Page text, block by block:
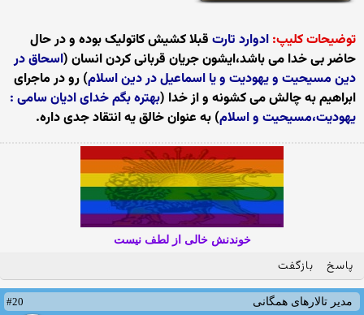
توضیحات کلیپ: ادوارد تارت قبلا کشیش کاتولیک بوده و در حال
حاضر بی خدا می باشد،ایشون جریان قربانی کردن انسان (اسحاق در
دین مسیحیت و یهودیت و یا اسماعیل در دین اسلام) رو در ماجرای
ابراهیم به چالش می کشونه و از خدا (بهتره بگم خدای ادیان سامی :
یهودیت،مسیحیت و اسلام) به عنوان خالق یه انتقاد جدی داره.
خوندنش خالی از لطف نیست
پاسخ بازگفت
مدیر تالارهای همگانی
#20